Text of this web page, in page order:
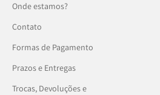
Onde estamos?
Contato
Formas de Pagamento
Prazos e Entregas
Trocas, Devoluções e